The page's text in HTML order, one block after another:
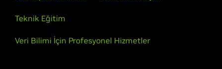
Teknik Eğitim
Veri Bilimi İçin Profesyonel Hizmetler